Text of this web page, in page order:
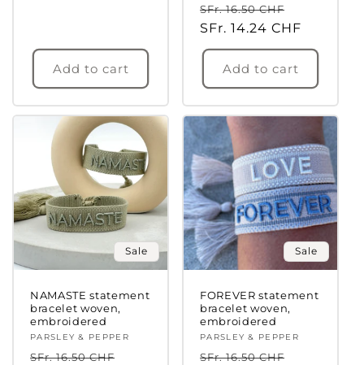
Add to cart
Regular
price
SFr. 16.50 CHF
price
SFr. 14.24 CHF
Add to cart
Sale
NAMASTE statement
bracelet woven,
embroidered
Vendor:
PARSLEY & PEPPER
Regular
SFr. 16.50 CHF
Sale
FOREVER statement
bracelet woven,
embroidered
Vendor:
PARSLEY & PEPPER
Regular
SFr. 16.50 CHF